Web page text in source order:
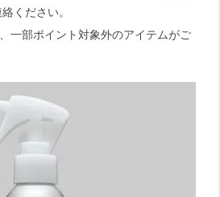
ください。
一部ポイント対象外のアイテムがご